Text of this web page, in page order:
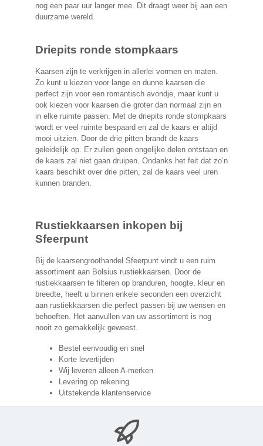
nog een paar uur langer mee. Dit draagt weer bij aan een
duurzame wereld.
Driepits ronde stompkaars
Kaarsen zijn te verkrijgen in allerlei vormen en maten.
Zo kunt u kiezen voor lange en dunne kaarsen die
perfect zijn voor een romantisch avondje, maar kunt u
ook kiezen voor kaarsen die groter dan normaal zijn en
in elke ruimte passen. Met de driepits ronde stompkaars
wordt er veel ruimte bespaard en zal de kaars er altijd
mooi uitzien. Door de drie pitten brandt de kaars
geleidelijk op. Er zullen geen ongelijke delen ontstaan en
de kaars zal niet gaan druipen. Ondanks het feit dat zo’n
kaars beschikt over drie pitten, zal de kaars veel uren
kunnen branden.
Rustiekkaarsen inkopen bij
Sfeerpunt
Bij de kaarsengroothandel Sfeerpunt vindt u een ruim
assortiment aan Bolsius rustiekkaarsen. Door de
rustiekkaarsen te filteren op branduren, hoogte, kleur en
breedte, heeft u binnen enkele seconden een overzicht
aan rustiekkaarsen die perfect passen bij uw wensen en
behoeften. Het aanvullen van uw assortiment is nog
nooit zo gemakkelijk geweest.
Bestel eenvoudig en snel
Korte levertijden
Wij leveren alleen A-merken
Levering op rekening
Uitstekende klantenservice